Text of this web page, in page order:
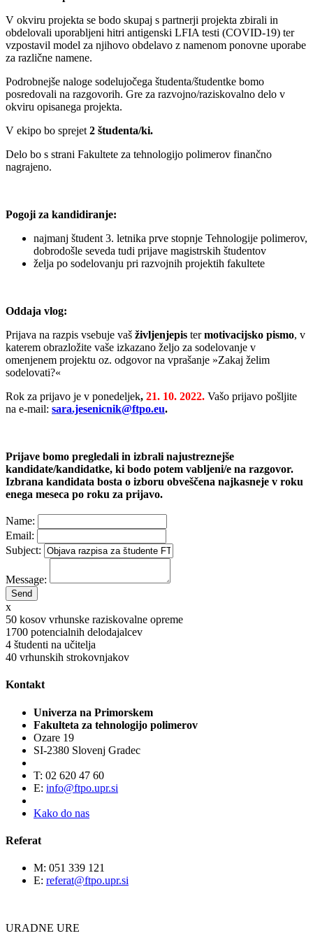
V okviru projekta se bodo skupaj s partnerji projekta zbirali in
obdelovali uporabljeni hitri antigenski LFIA testi (COVID-19) ter
vzpostavil model za njihovo obdelavo z namenom ponovne uporabe
za različne namene.
Podrobnejše naloge sodelujočega študenta/študentke bomo
posredovali na razgovorih. Gre za razvojno/raziskovalno delo v
okviru opisanega projekta.
V ekipo bo sprejet 2 študenta/ki.
Delo bo s strani Fakultete za tehnologijo polimerov finančno
nagrajeno.
Pogoji za kandidiranje:
najmanj študent 3. letnika prve stopnje Tehnologije polimerov,
dobrodošle seveda tudi prijave magistrskih študentov
želja po sodelovanju pri razvojnih projektih fakultete
Oddaja vlog:
Prijava na razpis vsebuje vaš življenjepis termotivacijsko pismo, v
katerem obrazložite vaše izkazano željo za sodelovanje v
omenjenem projektu oz. odgovor na vprašanje »Zakaj želim
sodelovati?«
Rok za prijavo je v ponedeljek, 21. 10. 2022. Vašo prijavo pošljite
na e-mail: sara.jesenicnik@ftpo.eu.
Prijave bomo pregledali in izbrali najustreznejše
kandidate/kandidatke, ki bodo potem vabljeni/e na razgovor.
Izbrana kandidata bosta o izboru obveščena najkasneje v roku
enega meseca po roku za prijavo.
Name:
Email:
Subject:
Message:
x
50 kosov vrhunske raziskovalne opreme
1700 potencialnih delodajalcev
4 študenti na učitelja
40 vrhunskih strokovnjakov
Kontakt
Univerza na Primorskem
Fakulteta za tehnologijo polimerov
Ozare 19
SI-2380 Slovenj Gradec
T: 02 620 47 60
E: info@ftpo.upr.si
Kako do nas
Referat
M: 051 339 121
E: referat@ftpo.upr.si
URADNE URE